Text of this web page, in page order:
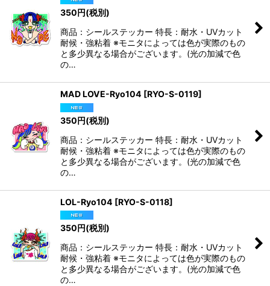
350円(税別)
商品：シールステッカー 特長：耐水・UVカット
耐候・強粘着 ※モニタによっては色が実際のもの
と多少異なる場合がございます。(光の加減で色
の…
MAD LOVE-Ryo104 [RYO-S-0119]
350円(税別)
商品：シールステッカー 特長：耐水・UVカット
耐候・強粘着 ※モニタによっては色が実際のもの
と多少異なる場合がございます。(光の加減で色
の…
LOL-Ryo104 [RYO-S-0118]
350円(税別)
商品：シールステッカー 特長：耐水・UVカット
耐候・強粘着 ※モニタによっては色が実際のもの
と多少異なる場合がございます。(光の加減で色
の…